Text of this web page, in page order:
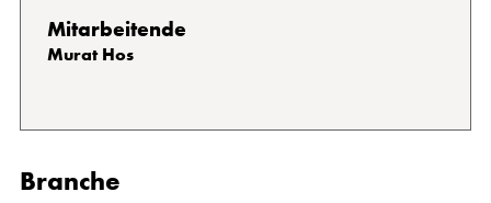
Mitarbeitende
Murat Hos
Branche